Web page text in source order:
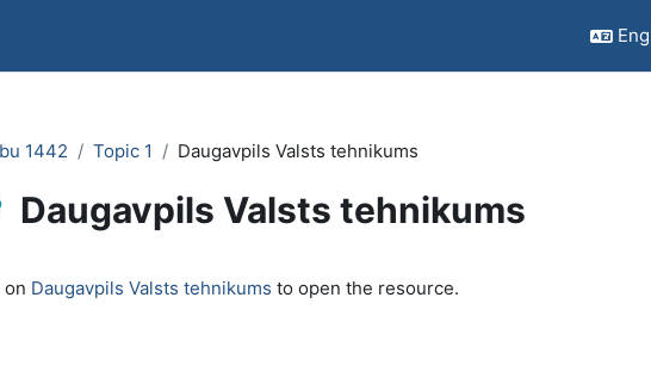
1442 Topic 1 Daugavpils Valsts tehnikums
Daugavpils Valsts tehnikums
on Daugavpils Valsts tehnikums to open the resource.